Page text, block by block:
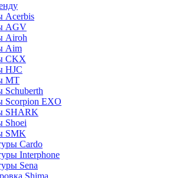
AGV
Airoh
Aim
CKX
HJC
MT
EXO
SHARK
SMK
Cardo
Interphone
Sena